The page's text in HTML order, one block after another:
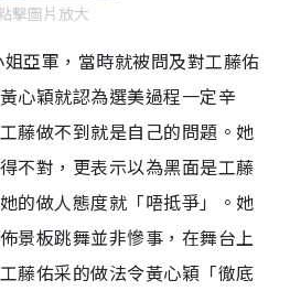
擊圖片放大
亞軍，當時就被問及對工藤佑
心穎就認為選美過程一定辛
藤做不到就是自己的問題。她
不對，更表示以為黑面是工藤
的做人態度就「唔抵爭」。她
景板跳舞並非慘事，在舞台上
藤佑采的做法令黃心穎「徹底